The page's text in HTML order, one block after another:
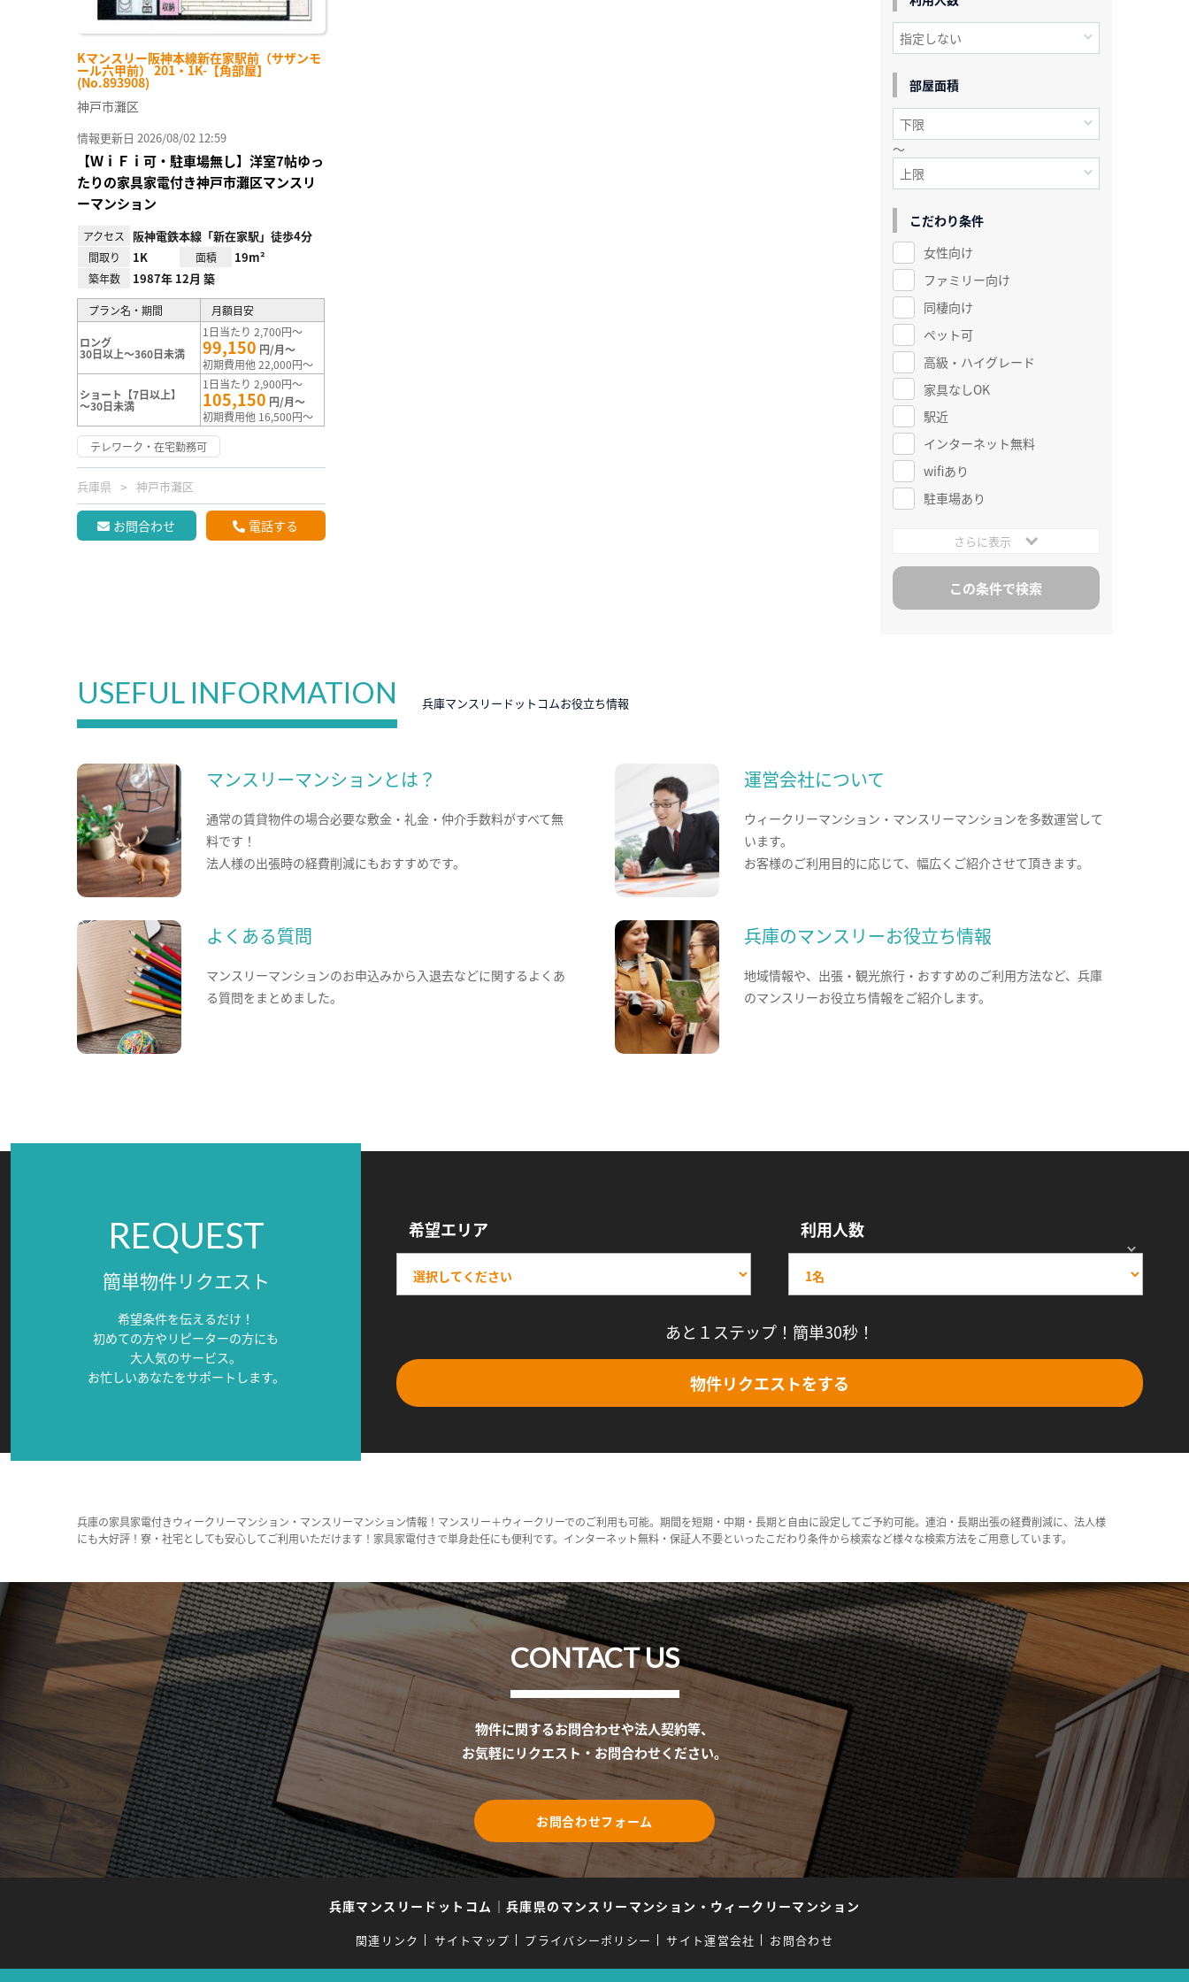
Kマンスリー阪神本線新在家駅前（サザンモ
ール六甲前） 201・1K-【角部屋】
(No.893908)
神戸市灘区
情報更新日 2026/08/02 12:59
【ＷｉＦｉ可・駐車場無し】洋室7帖ゆっ
たりの家具家電付き神戸市灘区マンスリ
ーマンション
アクセス 阪神電鉄本線「新在家駅」徒歩4分
間取り 1K 面積 19m²
築年数 1987年 12月 築
プラン名・期間 月額目安
ロング
30日以上～360日未満
1日当たり 2,700円～
99,150 円/月～
初期費用他 22,000円～
ショート【7日以上】
～30日未満
1日当たり 2,900円～
105,150 円/月～
初期費用他 16,500円～
テレワーク・在宅勤務可
兵庫県 神戸市灘区
お問合わせ 電話する
部屋面積
～
こだわり条件
女性向け
ファミリー向け
同棲向け
ペット可
高級・ハイグレード
家具なしOK
駅近
インターネット無料
wifiあり
駐車場あり
さらに表示
USEFUL INFORMATION 兵庫マンスリードットコムお役立ち情報
マンスリーマンションとは？
通常の賃貸物件の場合必要な敷金・礼金・仲介手数料がすべて無
料です！
法人様の出張時の経費削減にもおすすめです。
運営会社について
ウィークリーマンション・マンスリーマンションを多数運営して
います。
お客様のご利用目的に応じて、幅広くご紹介させて頂きます。
よくある質問
マンスリーマンションのお申込みから入退去などに関するよくあ
る質問をまとめました。
兵庫のマンスリーお役立ち情報
地域情報や、出張・観光旅行・おすすめのご利用方法など、兵庫
のマンスリーお役立ち情報をご紹介します。
REQUEST
簡単物件リクエスト
希望条件を伝えるだけ！
初めての方やリピーターの方にも
大人気のサービス。
お忙しいあなたをサポートします。
希望エリア 利用人数
あと１ステップ！簡単30秒！
物件リクエストをする
兵庫の家具家電付きウィークリーマンション・マンスリーマンション情報！マンスリー＋ウィークリーでのご利用も可能。期間を短期・中期・長期と自由に設定してご予約可能。連泊・長期出張の経費削減に、法人様
にも大好評！寮・社宅としても安心してご利用いただけます！家具家電付きで単身赴任にも便利です。インターネット無料・保証人不要といったこだわり条件から検索など様々な検索方法をご用意しています。
CONTACT US
物件に関するお問合わせや法人契約等、
お気軽にリクエスト・お問合わせください。
お問合わせフォーム
兵庫マンスリードットコム ｜ 兵庫県のマンスリーマンション・ウィークリーマンション
関連リンク サイトマップ プライバシーポリシー サイト運営会社 お問合わせ